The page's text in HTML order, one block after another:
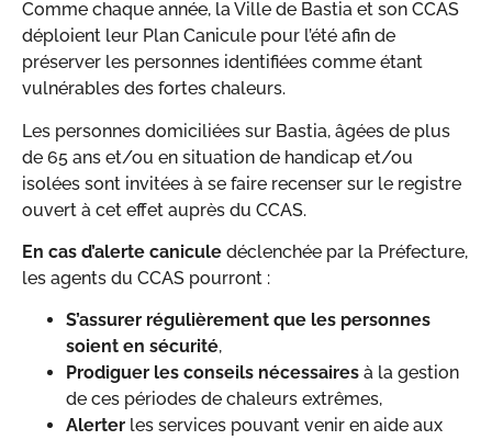
Comme chaque année, la Ville de Bastia et son CCAS
déploient leur Plan Canicule pour l’été afin de
préserver les personnes identifiées comme étant
vulnérables des fortes chaleurs.
Les personnes domiciliées sur Bastia, âgées de plus
de 65 ans et/ou en situation de handicap et/ou
isolées sont invitées à se faire recenser sur le registre
ouvert à cet effet auprès du CCAS.
En cas d’alerte canicule déclenchée par la Préfecture,
les agents du CCAS pourront :
S’assurer régulièrement que les personnes
soient en sécurité,
Prodiguer les conseils nécessaires à la gestion
de ces périodes de chaleurs extrêmes,
Alerter les services pouvant venir en aide aux